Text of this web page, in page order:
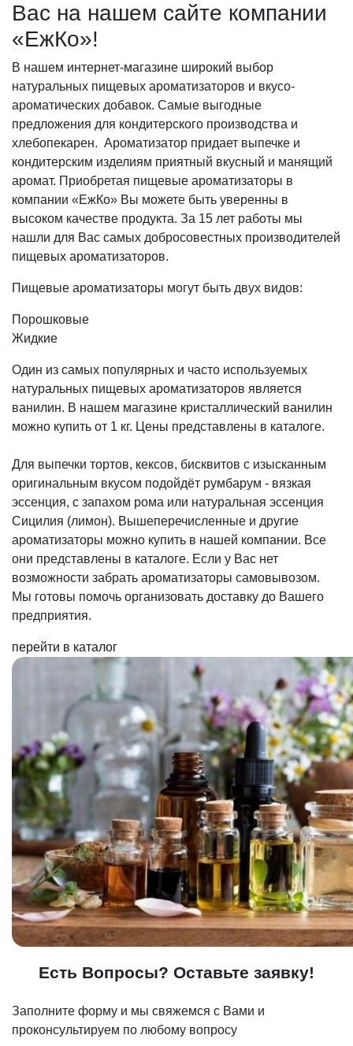
Вас на нашем сайте компании
«ЕжКо»!
В нашем интернет-магазине широкий выбор
натуральных пищевых ароматизаторов и вкусо-
ароматических добавок. Самые выгодные
предложения для кондитерского производства и
хлебопекарен. Ароматизатор придает выпечке и
кондитерским изделиям приятный вкусный и манящий
аромат. Приобретая пищевые ароматизаторы в
компании «ЕжКо» Вы можете быть уверенны в
высоком качестве продукта. За 15 лет работы мы
нашли для Вас самых добросовестных производителей
пищевых ароматизаторов.
Пищевые ароматизаторы могут быть двух видов:
Порошковые
Жидкие
Один из самых популярных и часто используемых
натуральных пищевых ароматизаторов является
ванилин. В нашем магазине кристаллический ванилин
можно купить от 1 кг. Цены представлены в каталоге.
Для выпечки тортов, кексов, бисквитов с изысканным
оригинальным вкусом подойдёт румбарум - вязкая
эссенция, с запахом рома или натуральная эссенция
Сицилия (лимон). Вышеперечисленные и другие
ароматизаторы можно купить в нашей компании. Все
они представлены в каталоге. Если у Вас нет
возможности забрать ароматизаторы самовывозом.
Мы готовы помочь организовать доставку до Вашего
предприятия.
перейти в каталог
Есть Вопросы? Оставьте заявку!
Заполните форму и мы свяжемся с Вами и
проконсультируем по любому вопросу